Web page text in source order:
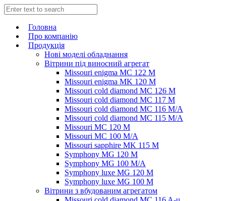
Головна
Про компанію
Продукція
Нові моделі обладнання
Вітрини під виносний агрегат
Missouri enigma MC 122 M
Missouri enigma MK 120 M
Missouri cold diamond MC 126 M
Missouri cold diamond MC 117 M
Missouri cold diamond MC 116 M/A
Missouri cold diamond MC 115 M/A
Missouri MC 120 M
Missouri MC 100 M/A
Missouri sapphire MK 115 M
Symphony MG 120 M
Symphony MG 100 M/А
Symphony luxe MG 120 M
Symphony luxe MG 100 M
Вітрини з вбудованим агрегатом